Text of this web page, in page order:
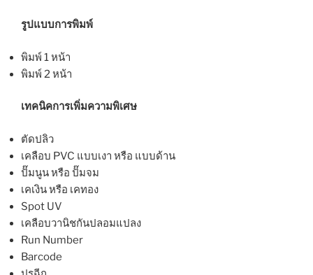
รูปแบบการพิมพ์
พิมพ์ 1 หน้า
พิมพ์ 2 หน้า
เทคนิคการเพิ่มความพิเศษ
ตัดปลิว
เคลือบ PVC แบบเงา หรือ แบบด้าน
ปั๊มนูน หรือ ปั๊มจม
เคเงิน หรือ เคทอง
Spot UV
เคลือบวานิชกันปลอมแปลง
Run Number
Barcode